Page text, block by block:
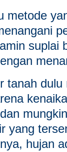
metode
suplai
tanah
yang
hujan